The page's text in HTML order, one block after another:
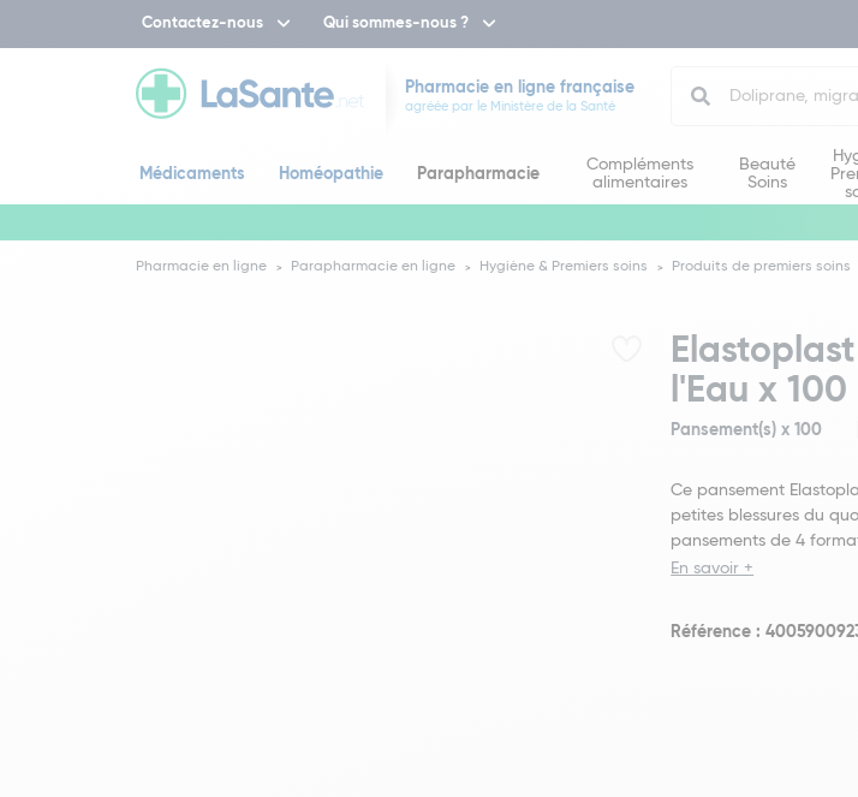
Contactez-nous Qui sommes-nous ?
Pharmacie en ligne française
agréée par le Ministère de la Santé
Médicaments Homéopathie Parapharmacie
Compléments
alimentaires
Beauté
Soins
Pharmacie en ligne Parapharmacie en ligne Hygiène & Premiers soins Produits de premiers soins
l'Eau x 100
Pansement(s) x 100
Ce pansement
petites blessures du
pansements de 4
En savoir +
Référence :